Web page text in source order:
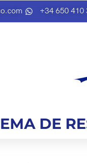
+34 650 410
DE